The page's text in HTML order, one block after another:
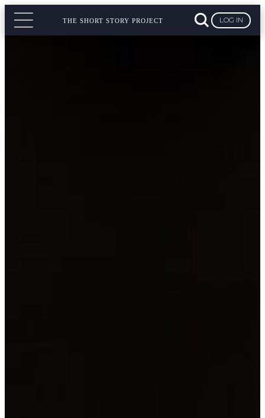
THE SHORT STORY PROJECT LOG IN